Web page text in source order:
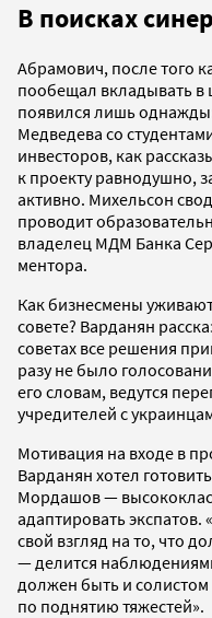
В поисках
Абрамович, после того
пообещал вкладывать в
появился лишь однажды:
Медведева со
инвесторов, как
к проекту равнодушно,
активно. Михельсон
проводит
владелец МДМ Банка
ментора.
Как бизнесмены
совете? Варданян
советах все решения
разу не было
его словам, ведутся
учредителей с
Мотивация на входе в
Варданян хотел
Мордашов —
адаптировать экспатов.
свой взгляд на то, что
— делится
должен быть и
по поднятию тяжестей».